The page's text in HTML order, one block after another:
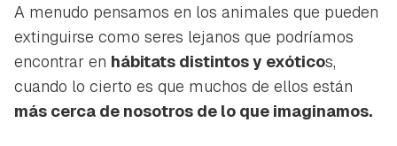
A menudo pensamos en los animales que pueden
extinguirse como seres lejanos que podríamos
encontrar en hábitats distintos y exóticos,
cuando lo cierto es que muchos de ellos están
más cerca de nosotros de lo que imaginamos.